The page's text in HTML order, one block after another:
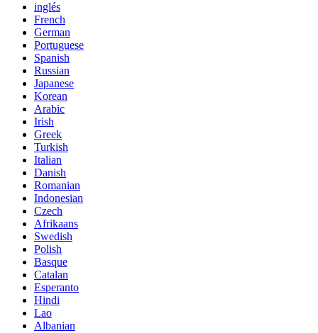
inglés
French
German
Portuguese
Spanish
Russian
Japanese
Korean
Arabic
Irish
Greek
Turkish
Italian
Danish
Romanian
Indonesian
Czech
Afrikaans
Swedish
Polish
Basque
Catalan
Esperanto
Hindi
Lao
Albanian